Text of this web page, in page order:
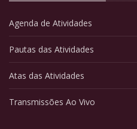
Agenda de Atividades
Pautas das Atividades
Atas das Atividades
Transmissões Ao Vivo